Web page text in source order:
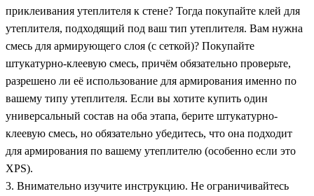
приклеивания утеплителя к стене? Тогда покупайте клей для
утеплителя, подходящий под ваш тип утеплителя. Вам нужна
смесь для армирующего слоя (с сеткой)? Покупайте
штукатурно-клеевую смесь, причём обязательно проверьте,
разрешено ли её использование для армирования именно по
вашему типу утеплителя. Если вы хотите купить один
универсальный состав на оба этапа, берите штукатурно-
клеевую смесь, но обязательно убедитесь, что она подходит
для армирования по вашему утеплителю (особенно если это
XPS).
3. Внимательно изучите инструкцию. Не ограничивайтесь